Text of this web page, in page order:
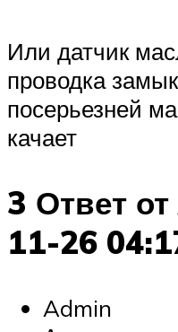
Или датчик
проводка
посерьезней
качает
3 Ответ
11-26
Admin